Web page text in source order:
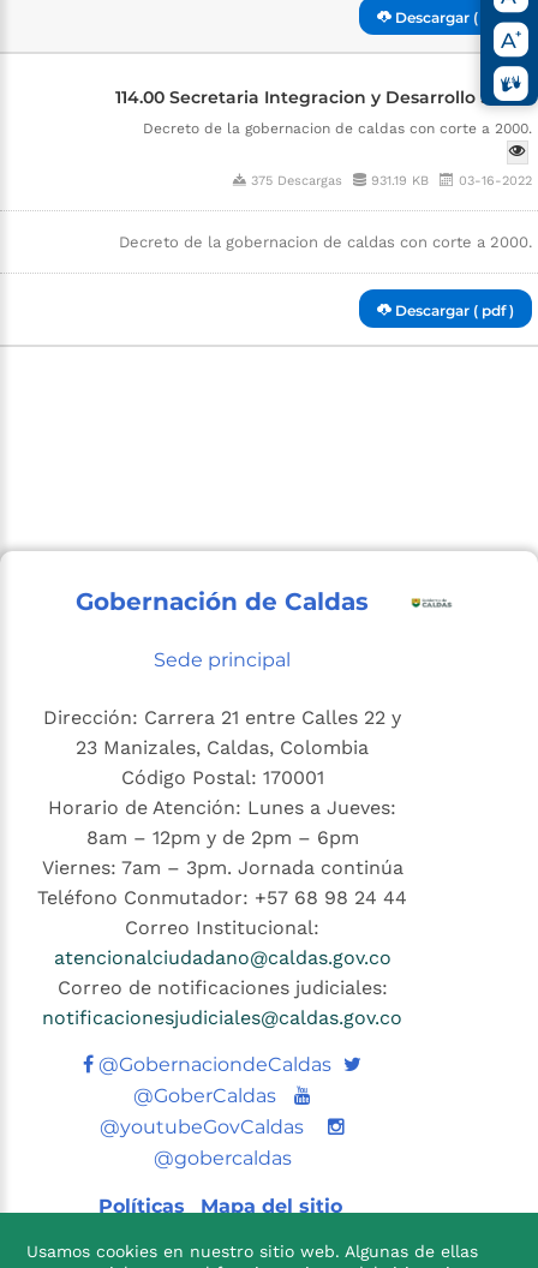
Descargar ( pdf )
114.00 Secretaria Integracion y Desarrollo Social
Decreto de la gobernacion de caldas con corte a 2000.
375 Descargas 931.19 KB 03-16-2022
Decreto de la gobernacion de caldas con corte a 2000.
Descargar ( pdf )
Gobernación de Caldas
Sede principal
Dirección: Carrera 21 entre Calles 22 y
23 Manizales, Caldas, Colombia
Código Postal: 170001
Horario de Atención: Lunes a Jueves:
8am – 12pm y de 2pm – 6pm
Viernes: 7am – 3pm. Jornada continúa
Teléfono Conmutador: +57 68 98 24 44
Correo Institucional:
atencionalciudadano@caldas.gov.co
Correo de notificaciones judiciales:
notificacionesjudiciales@caldas.gov.co
@GobernaciondeCaldas Twitter
@GoberCaldas
Youtube
@youtubeGovCaldas
@gobercaldas
Políticas Mapa del sitio
Usamos cookies en nuestro sitio web. Algunas de ellas